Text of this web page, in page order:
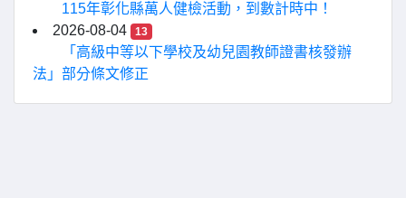
115年彰化縣萬人健檢活動，到數計時中！
2026-08-04
13
「高級中等以下學校及幼兒園教師證書核發辦
法」部分條文修正